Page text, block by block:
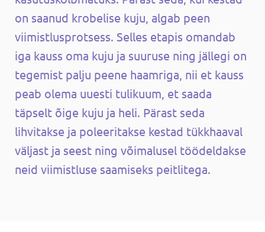
on saanud krobelise kuju, algab peen
viimistlusprotsess. Selles etapis omandab
iga kauss oma kuju ja suuruse ning jällegi on
tegemist palju peene haamriga, nii et kauss
peab olema uuesti tulikuum, et saada
täpselt õige kuju ja heli. Pärast seda
lihvitakse ja poleeritakse kestad tükkhaaval
väljast ja seest ning võimalusel töödeldakse
neid viimistluse saamiseks peitlitega.